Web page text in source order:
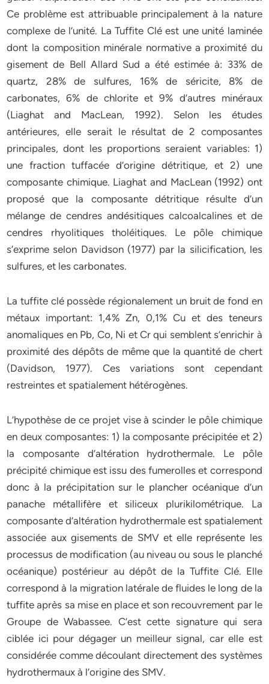
Ce problème est attribuable principalement à la nature
complexe de l’unité. La Tuffite Clé est une unité laminée
dont la composition minérale normative a proximité du
gisement de Bell Allard Sud a été estimée à: 33% de
quartz, 28% de sulfures, 16% de séricite, 8% de
carbonates, 6% de chlorite et 9% d’autres minéraux
(Liaghat and MacLean, 1992). Selon les études
antérieures, elle serait le résultat de 2 composantes
principales, dont les proportions seraient variables: 1)
une fraction tuffacée d’origine détritique, et 2) une
composante chimique. Liaghat and MacLean (1992) ont
proposé que la composante détritique résulte d’un
mélange de cendres andésitiques calcoalcalines et de
cendres rhyolitiques tholéitiques. Le pôle chimique
s’exprime selon Davidson (1977) par la silicification, les
sulfures, et les carbonates.
La tuffite clé possède régionalement un bruit de fond en
métaux important: 1,4% Zn, 0,1% Cu et des teneurs
anomaliques en Pb, Co, Ni et Cr qui semblent s’enrichir à
proximité des dépôts de même que la quantité de chert
(Davidson, 1977). Ces variations sont cependant
restreintes et spatialement hétérogènes.
L’hypothèse de ce projet vise à scinder le pôle chimique
en deux composantes: 1) la composante précipitée et 2)
la composante d’altération hydrothermale. Le pôle
précipité chimique est issu des fumerolles et correspond
donc à la précipitation sur le plancher océanique d’un
panache métallifère et siliceux plurikilométrique. La
composante d’altération hydrothermale est spatialement
associée aux gisements de SMV et elle représente les
processus de modification (au niveau ou sous le planché
océanique) postérieur au dépôt de la Tuffite Clé. Elle
correspond à la migration latérale de fluides le long de la
tuffite après sa mise en place et son recouvrement par le
Groupe de Wabassee. C’est cette signature qui sera
ciblée ici pour dégager un meilleur signal, car elle est
considérée comme découlant directement des systèmes
hydrothermaux à l’origine des SMV.